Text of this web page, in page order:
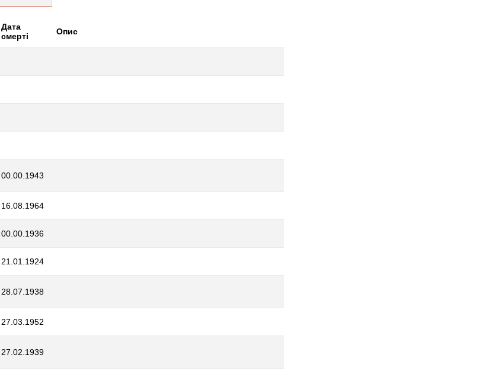
Дата
смерті
Опис
00.00.1943
16.08.1964
00.00.1936
21.01.1924
28.07.1938
27.03.1952
27.02.1939